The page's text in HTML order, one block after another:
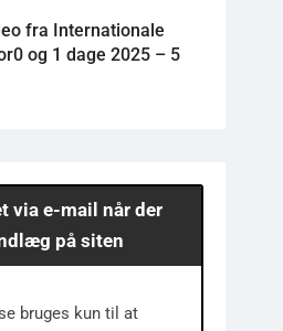
fra Internationale
og 1 dage 2025 – 5
via e-mail når der
på siten
bruges kun til at